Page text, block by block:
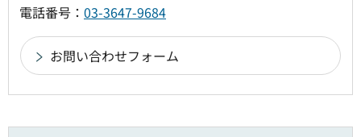
電話番号： 03-3647-9684